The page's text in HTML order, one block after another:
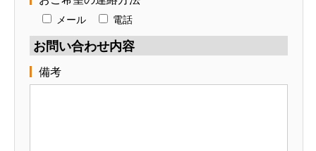
メール 電話
お問い合わせ内容
備考